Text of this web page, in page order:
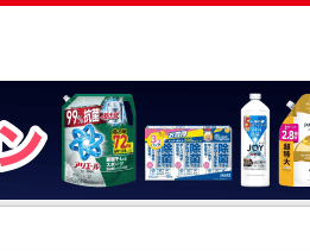
舗サービス